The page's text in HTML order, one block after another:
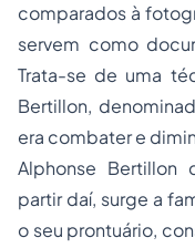
comparados à
servem como
Trata-se de uma
Bertillon,
era combater e
Alphonse Bertillon
partir daí, surge a
o seu prontuário,